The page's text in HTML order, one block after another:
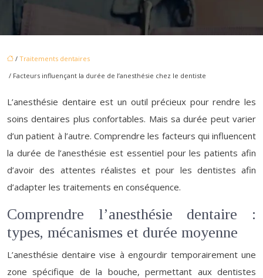
/ Traitements dentaires
/ Facteurs influençant la durée de l’anesthésie chez le dentiste
L’anesthésie dentaire est un outil précieux pour rendre les
soins dentaires plus confortables. Mais sa durée peut varier
d’un patient à l’autre. Comprendre les facteurs qui influencent
la durée de l’anesthésie est essentiel pour les patients afin
d’avoir des attentes réalistes et pour les dentistes afin
d’adapter les traitements en conséquence.
Comprendre l’anesthésie dentaire :
types, mécanismes et durée moyenne
L’anesthésie dentaire vise à engourdir temporairement une
zone spécifique de la bouche, permettant aux dentistes